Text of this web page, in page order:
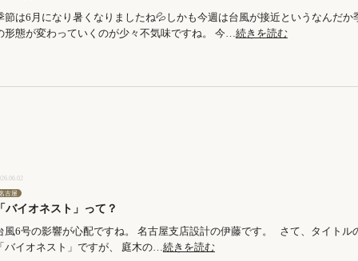
節は6月になり暑くなりましたね💦しかも今週は台風が接近というなんだか
形態が変わっていくのが少々不気味ですね。 今… 続きを読む
古屋
バイオネスト」って？
風6号の影響が心配ですね。 名古屋支店設計の伊藤です。 さて、タイトル
バイオネスト」ですが、 庭木の…続きを読む